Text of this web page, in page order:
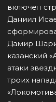
включен
Даниил
Дамир
казанский
атаки
троих